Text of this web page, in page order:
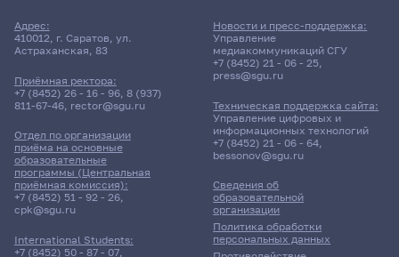
Адрес:
410012, г. Саратов, ул.
Астраханская, 83
Приёмная ректора:
+7 (8452) 26 - 16 - 96, 8 (937)
811-67-46, rector@sgu.ru
Отдел по организации
приёма на основные
образовательные
программы (Центральная
приёмная комиссия):
+7 (8452) 51 - 92 - 26,
cpk@sgu.ru
International Students:
+7 (8452) 50 - 87 - 07,
Сведения об
образовательной
организации
Политика обработки
персональных данных
Новости и пресс-поддержка:
Управление
медиакоммуникаций СГУ
+7 (8452) 21 - 06 - 25,
press@sgu.ru
Техническая поддержка сайта:
Управление цифровых и
информационных технологий
+7 (8452) 21 - 06 - 64,
bessonov@sgu.ru